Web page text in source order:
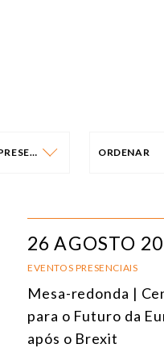
EVENTOS PRESENCIAIS ORDENAR
TEMA
26 AGOSTO
EVENTOS PRESENCIAIS
Mesa-redonda |
para o Futuro da
após o Brexit